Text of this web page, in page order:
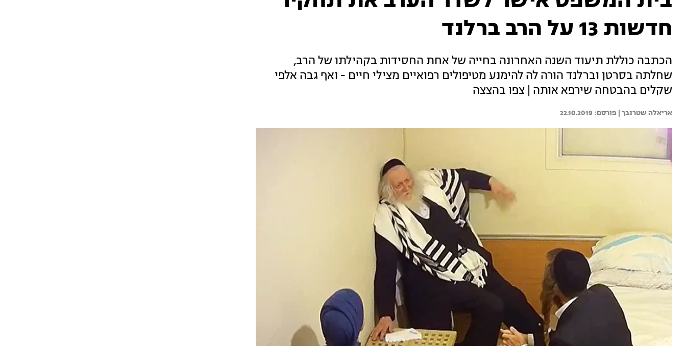
חדשות 13 על הרב ברלנד
הכתבה כוללת תיעוד השנה האחרונה בחייה של אחת החסידות בקהילתו של הרב,
שחלתה בסרטן וברלנד הורה לה להימנע מטיפולים רפואיים מצילי חיים - ואף גבה אלפי
שקלים בהבטחה שירפא אותה | צפו בהצצה
אריאלה שטרנבך | 22.10.2019